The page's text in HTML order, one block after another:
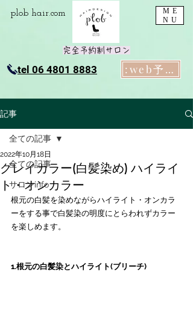
ME
NU
完全予約制サロン
plob​ hair.com
tel 06 4801 8883 :web予約
記事
全ての記事
サロンinfo
全ての記事
グレイカラー(白髪染め) ハイライ
ト・オンカラー
2022年10月18日
根元の白髪を染めながらハイライト・オンカラ
ーをする事で白髪染の明度にとらわれずカラー
を楽しめます。
1.根元の白髪染とハイライト(ブリーチ)